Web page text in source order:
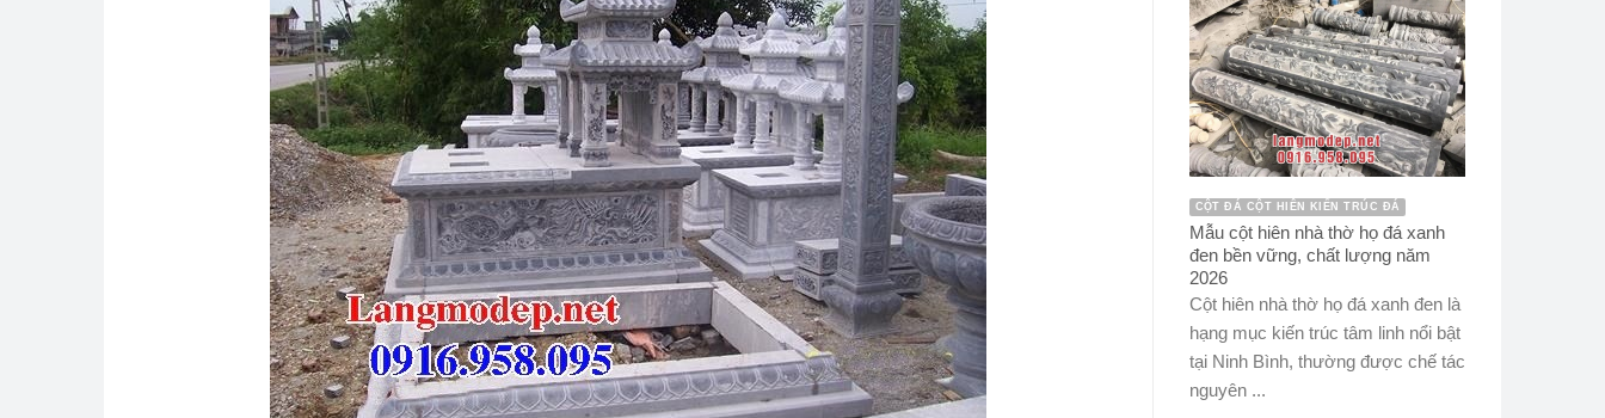
CỘT ĐÁ CỘT HIÊN KIẾN TRÚC ĐÁ
Mẫu cột hiên nhà thờ họ đá xanh
đen bền vững, chất lượng năm
2026
Cột hiên nhà thờ họ đá xanh đen là
hạng mục kiến trúc tâm linh nổi bật
tại Ninh Bình, thường được chế tác
nguyên ...